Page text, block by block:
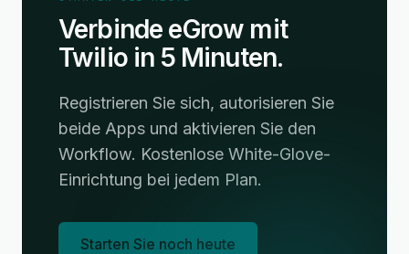
Verbinde eGrow mit
Twilio in 5 Minuten.
Registrieren Sie sich, autorisieren Sie
beide Apps und aktivieren Sie den
Workflow. Kostenlose White-Glove-
Einrichtung bei jedem Plan.
Starten Sie noch heute